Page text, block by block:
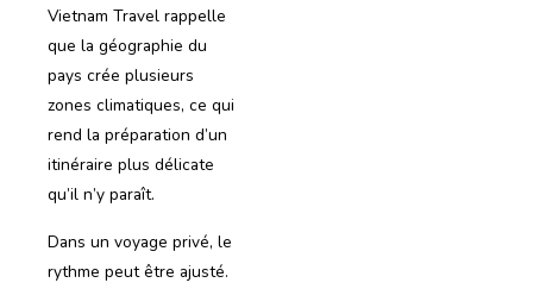
Vietnam Travel rappelle
que la géographie du
pays crée plusieurs
zones climatiques, ce qui
rend la préparation d’un
itinéraire plus délicate
qu’il n’y paraît.
Dans un voyage privé, le
rythme peut être ajusté.